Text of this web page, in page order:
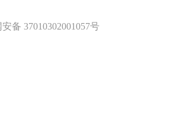
备 37010302001057号